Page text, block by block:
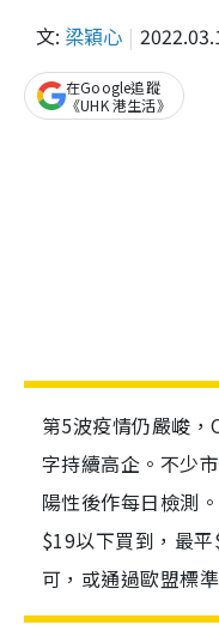
文: 梁穎心
在Google追蹤
《UHK 港生活》
第5波疫情仍嚴峻
字持續高企。不少
陽性後作每日檢測
$19以下買到，最
可，或通過歐盟標